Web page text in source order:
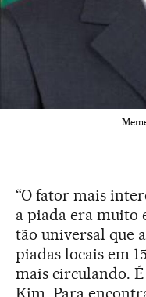
“O fator mais
a piada era muito
tão universal que
piadas locais em
mais circulando.
Kim. Para